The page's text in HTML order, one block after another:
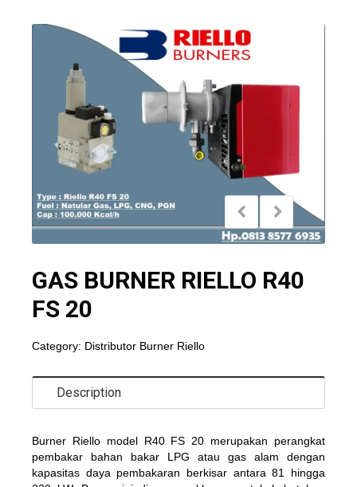
GAS BURNER RIELLO R40
FS 20
Category: Distributor Burner Riello
Description
Burner Riello model R40 FS 20 merupakan perangkat
pembakar bahan bakar LPG atau gas alam dengan
kapasitas daya pembakaran berkisar antara81 hingga